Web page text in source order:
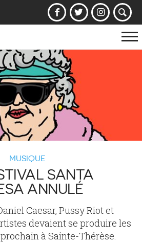
la
MUSIQUE
SANTA
ANNULÉ
Caesar, Pussy Riot et
devaient se produire les
prochain à Sainte-Thérèse.